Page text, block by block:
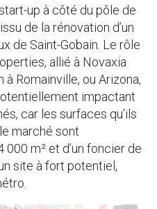
up à côté du pôle de
de la rénovation d’un
de Saint-Gobain. Le rôle
allié à Novaxia
Romainville, ou Arizona,
impactant
car les surfaces qu’ils
marché sont
m² et d’un foncier de
site à fort potentiel,